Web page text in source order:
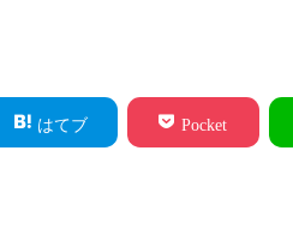
はてブ Pocket